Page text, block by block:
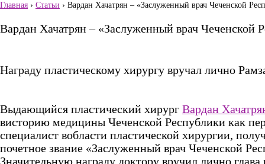
Главная › Статьи › Вардан Хачатрян – «Заслуженный врач Чеченской
Вардан Хачатрян – «Заслуженный врач Чеченской
Награду пластическому хирургу вручал лично
Выдающийся пластический хирург Вардан
висторию медицины Чеченской Республики как
специалист вобласти пластической хирургии,
почетное звание «Заслуженный врач Чеченской
Значительную награду доктору вручил лично глава